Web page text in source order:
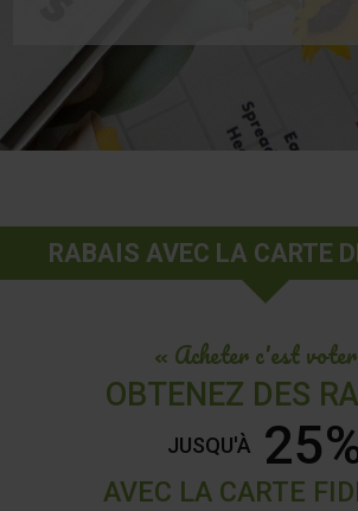
RABAIS AVEC LA CARTE
« Acheter c'est
OBTENEZ DES
JUSQU'À
AVEC LA CARTE